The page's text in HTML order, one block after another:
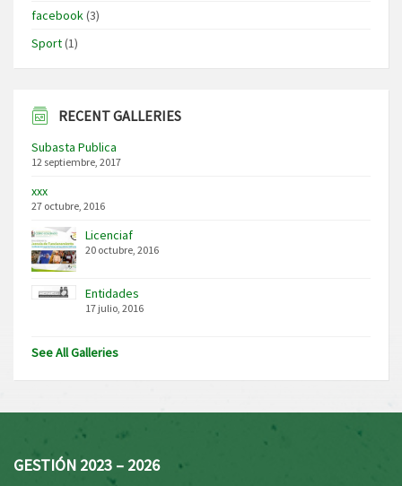
facebook(3)
Sport(1)
RECENT GALLERIES
Subasta Publica
12 septiembre, 2017
xxx
27 octubre, 2016
Licenciaf
20 octubre, 2016
Entidades
17 julio, 2016
See All Galleries
GESTIÓN 2023 – 2026